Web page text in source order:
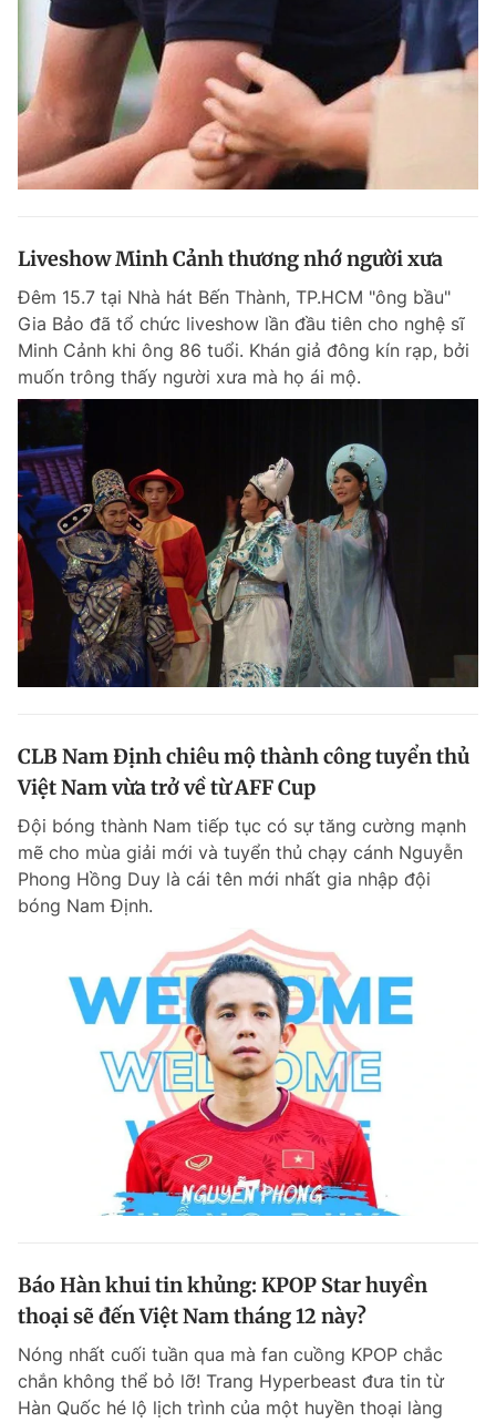
Liveshow Minh Cảnh thương nhớ người xưa
Đêm 15.7 tại Nhà hát Bến Thành, TP.HCM "ông bầu"
Gia Bảo đã tổ chức liveshow lần đầu tiên cho nghệ sĩ
Minh Cảnh khi ông 86 tuổi. Khán giả đông kín rạp, bởi
muốn trông thấy người xưa mà họ ái mộ.
CLB Nam Định chiêu mộ thành công tuyển thủ
Việt Nam vừa trở về từ AFF Cup
Đội bóng thành Nam tiếp tục có sự tăng cường mạnh
mẽ cho mùa giải mới và tuyển thủ chạy cánh Nguyễn
Phong Hồng Duy là cái tên mới nhất gia nhập đội
bóng Nam Định.
Báo Hàn khui tin khủng: KPOP Star huyền
thoại sẽ đến Việt Nam tháng 12 này?
Nóng nhất cuối tuần qua mà fan cuồng KPOP chắc
chắn không thể bỏ lỡ! Trang Hyperbeast đưa tin từ
Hàn Quốc hé lộ lịch trình của một huyền thoại làng